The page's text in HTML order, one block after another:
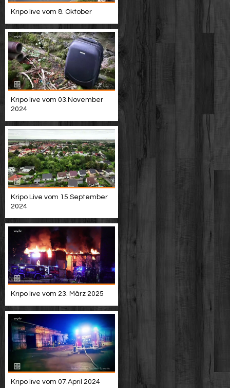
Kripo live vom 8. Oktober
Kripo live vom 03.November
2024
Kripo Live vom 15.September
2024
Kripo live vom 23. März 2025
Kripo live vom 07.April 2024